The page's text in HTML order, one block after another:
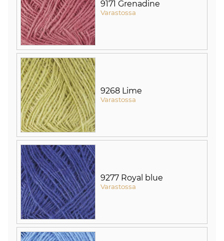
9171 Grenadine
Varastossa
9268 Lime
Varastossa
9277 Royal blue
Varastossa